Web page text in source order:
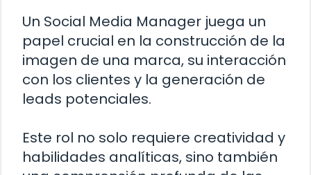
Un Social Media Manager juega un
papel crucial en la construcción de la
imagen de una marca, su interacción
con los clientes y la generación de
leads potenciales.
Este rol no solo requiere creatividad y
habilidades analíticas, sino también